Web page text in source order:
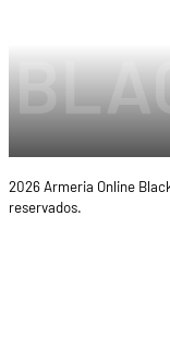
2026 Armeria Online
reservados.